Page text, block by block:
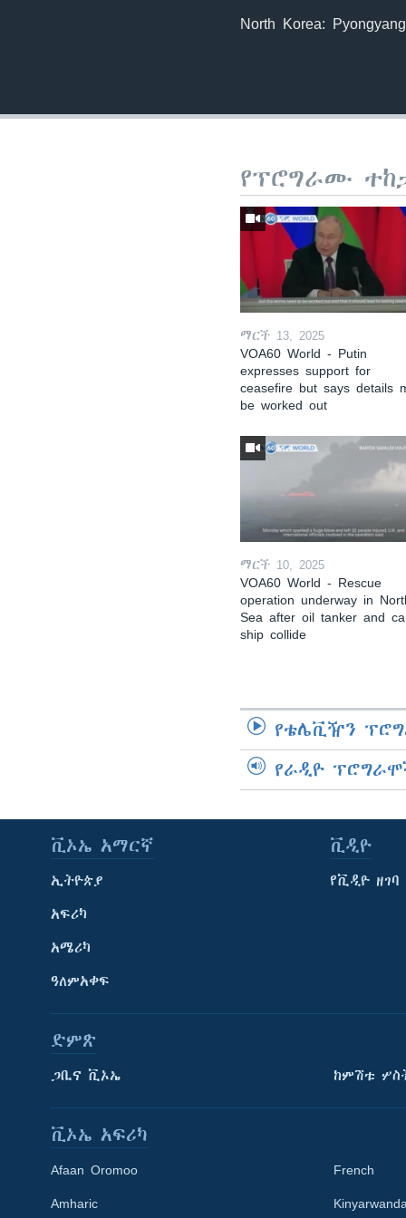
North Korea:
የፕሮግራሙ
ማርች 13, 2025
VOA60 World - Putin
expresses support for
ceasefire but says details
be worked out
ማርች 10, 2025
VOA60 World - Rescue
operation underway in
Sea after oil tanker and
ship collide
የቴሌቪዥን
የራዲዮ
ቪኦኤ አማርኛ
ኢትዮጵያ
አፍሪካ
አሜሪካ
ዓለምአቀፍ
ቪዲዮ
የቪዲዮ ዘገባ
ድምጽ
ጋቢና ቪኦኤ ከምሽቱ
ቪኦኤ አፍሪካ
Afaan Oromoo
Amharic
French